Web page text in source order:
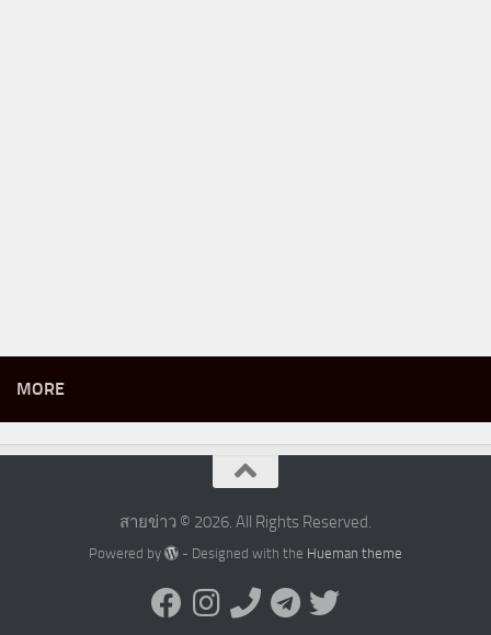
MORE
สายข่าว © 2026. All Rights Reserved.
Powered by - Designed with the Hueman theme